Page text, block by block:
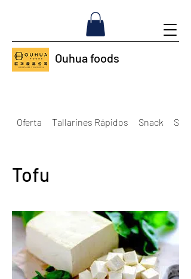
Ouhua foods
Oferta Tallarines Rápidos Snack
Tofu